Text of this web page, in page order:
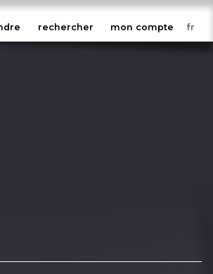
rechercher mon compte